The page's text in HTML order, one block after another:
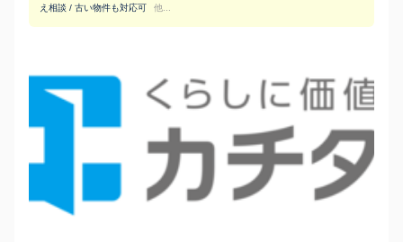
え相談 / 古い物件も対応可
他...